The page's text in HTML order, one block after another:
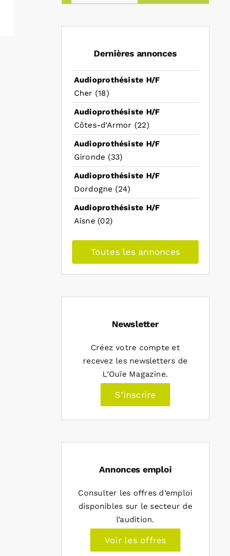
Dernières annonces
Audioprothésiste H/F
Cher (18)
Audioprothésiste H/F
Côtes-d'Armor (22)
Audioprothésiste H/F
Gironde (33)
Audioprothésiste H/F
Dordogne (24)
Audioprothésiste H/F
Aisne (02)
Toutes les annonces
Newsletter
Créez votre compte et
recevez les newsletters de
L’Ouïe Magazine.
S’inscrire
Annonces emploi
Consulter les offres d’emploi
disponibles sur le secteur de
l’audition.
Voir les offres